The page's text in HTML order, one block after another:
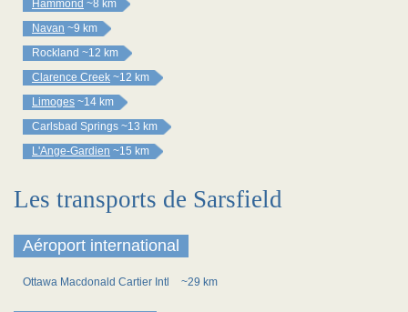
Hammond ~8 km
Navan ~9 km
Rockland ~12 km
Clarence Creek ~12 km
Limoges ~14 km
Carlsbad Springs ~13 km
L'Ange-Gardien ~15 km
Les transports de Sarsfield
Aéroport international
Ottawa Macdonald Cartier Intl ~29 km